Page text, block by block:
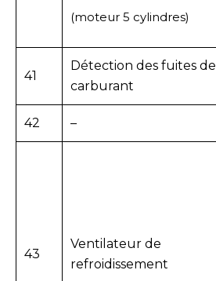
(moteur 5 cylindres)
41
Détection des fuites de
carburant
42 –
43
Ventilateur de
refroidissement